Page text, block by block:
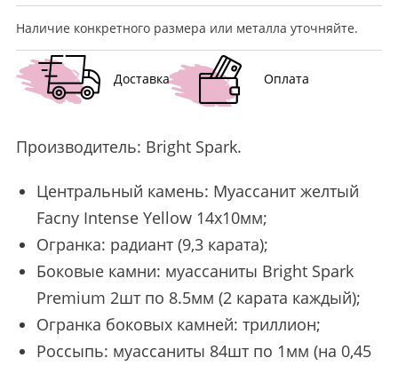
Наличие конкретного размера или металла уточняйте.
Доставка Оплата
Производитель: Bright Spark.
Центральный камень: Муассанит желтый
Facny Intense Yellow 14х10мм;
Огранка: радиант (9,3 карата);
Боковые камни: муассаниты Bright Spark
Premium 2шт по 8.5мм (2 карата каждый);
Огранка боковых камней: триллион;
Россыпь: муассаниты 84шт по 1мм (на 0,45